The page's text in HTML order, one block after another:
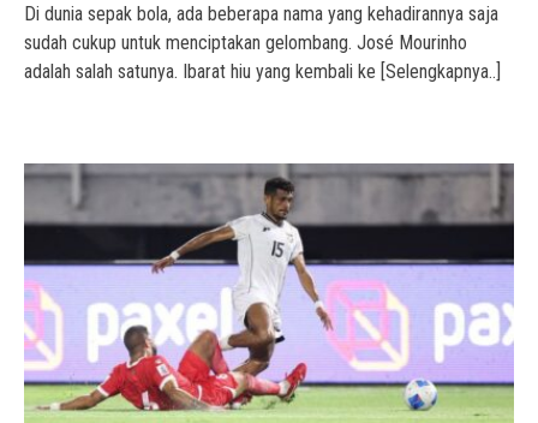
Di dunia sepak bola, ada beberapa nama yang kehadirannya saja
sudah cukup untuk menciptakan gelombang. José Mourinho
adalah salah satunya. Ibarat hiu yang kembali ke [Selengkapnya..]